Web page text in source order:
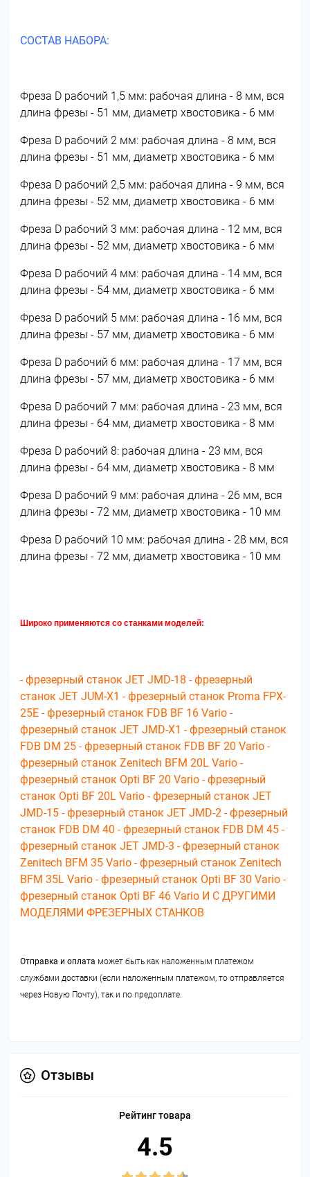
СОСТАВ НАБОРА:
Фреза D рабочий 1,5 мм: рабочая длина - 8 мм, вся
длина фрезы - 51 мм, диаметр хвостовика - 6 мм
Фреза D рабочий 2 мм: рабочая длина - 8 мм, вся
длина фрезы - 51 мм, диаметр хвостовика - 6 мм
Фреза D рабочий 2,5 мм: рабочая длина - 9 мм, вся
длина фрезы - 52 мм, диаметр хвостовика - 6 мм
Фреза D рабочий 3 мм: рабочая длина - 12 мм, вся
длина фрезы - 52 мм, диаметр хвостовика - 6 мм
Фреза D рабочий 4 мм: рабочая длина - 14 мм, вся
длина фрезы - 54 мм, диаметр хвостовика - 6 мм
Фреза D рабочий 5 мм: рабочая длина - 16 мм, вся
длина фрезы - 57 мм, диаметр хвостовика - 6 мм
Фреза D рабочий 6 мм: рабочая длина - 17 мм, вся
длина фрезы - 57 мм, диаметр хвостовика - 6 мм
Фреза D рабочий 7 мм: рабочая длина - 23 мм, вся
длина фрезы - 64 мм, диаметр хвостовика - 8 мм
Фреза D рабочий 8: рабочая длина - 23 мм, вся
длина фрезы - 64 мм, диаметр хвостовика - 8 мм
Фреза D рабочий 9 мм: рабочая длина - 26 мм, вся
длина фрезы - 72 мм, диаметр хвостовика - 10 мм
Фреза D рабочий 10 мм: рабочая длина - 28 мм, вся
длина фрезы - 72 мм, диаметр хвостовика - 10 мм
Широко применяются со станками моделей:
- фрезерный станок JET JMD-18 - фрезерный
станок JET JUM-X1 - фрезерный станок Proma FPX-
25E - фрезерный станок FDB BF 16 Vario -
фрезерный станок JET JMD-X1 - фрезерный станок
FDB DM 25 - фрезерный станок FDB BF 20 Vario -
фрезерный станок Zenitech BFM 20L Vario -
фрезерный станок Opti BF 20 Vario - фрезерный
станок Opti BF 20L Vario - фрезерный станок JET
JMD-15 - фрезерный станок JET JMD-2 - фрезерный
станок FDB DM 40 - фрезерный станок FDB DM 45 -
фрезерный станок JET JMD-3 - фрезерный станок
Zenitech BFM 35 Vario - фрезерный станок Zenitech
BFM 35L Vario - фрезерный станок Opti BF 30 Vario -
фрезерный станок Opti BF 46 Vario И С ДРУГИМИ
МОДЕЛЯМИ ФРЕЗЕРНЫХ СТАНКОВ
Отправка и оплата может быть как наложенным платежом
службами доставки (если наложенным платежом, то отправляется
через Новую Почту), так и по предоплате.
Отзывы
Рейтинг товара
4.5